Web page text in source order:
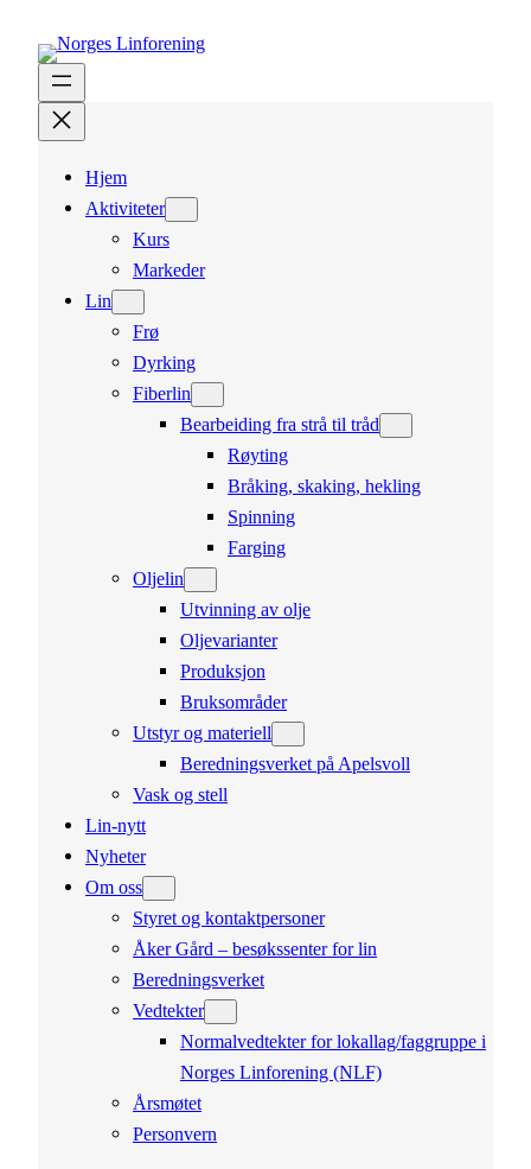
innhold
Hjem
Aktiviteter
Kurs
Markeder
Lin
Frø
Dyrking
Fiberlin
Bearbeiding fra strå til tråd
Røyting
Bråking, skaking, hekling
Spinning
Farging
Oljelin
Utvinning av olje
Oljevarianter
Produksjon
Bruksområder
Utstyr og materiell
Beredningsverket på Apelsvoll
Vask og stell
Lin-nytt
Nyheter
Om oss
Styret og kontaktpersoner
Åker Gård – besøkssenter for lin
Beredningsverket
Vedtekter
Normalvedtekter for lokallag/faggruppe i
Norges Linforening (NLF)
Årsmøtet
Personvern